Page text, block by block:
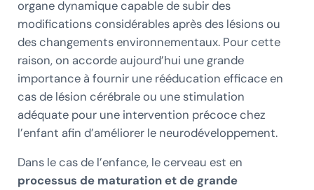
organe dynamique capable de subir des
modifications considérables après des lésions ou
des changements environnementaux. Pour cette
raison, on accorde aujourd’hui une grande
importance à fournir une rééducation efficace en
cas de lésion cérébrale ou une stimulation
adéquate pour une intervention précoce chez
l’enfant afin d’améliorer le neurodéveloppement.
Dans le cas de l’enfance, le cerveau est en
processus de maturation et de grande